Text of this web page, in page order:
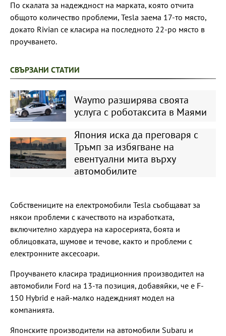
По скалата за надеждност на марката, която отчита
общото количество проблеми, Tesla заема 17-то място,
докато Rivian се класира на последното 22-ро място в
проучването.
СВЪРЗАНИ СТАТИИ
Waymo разширява своята
услуга с роботаксита в Маями
Япония иска да преговаря с
Тръмп за избягване на
евентуални мита върху
автомобилите
Собствениците на електромобили Tesla съобщават за
някои проблеми с качеството на изработката,
включително хардуера на каросерията, боята и
облицовката, шумове и течове, както и проблеми с
електронните аксесоари.
Проучването класира традиционния производител на
автомобили Ford на 13-та позиция, добавяйки, че е F-
150 Hybrid е най-малко надеждният модел на
компанията.
Японските производители на автомобили Subaru и